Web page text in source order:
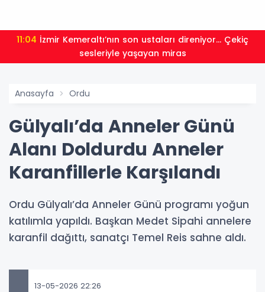
11:04
sesleriyle yaşayan miras
Anasayfa Ordu
Gülyalı’da Anneler Günü
Alanı Doldurdu Anneler
Karanfillerle Karşılandı
Ordu Gülyalı’da Anneler Günü programı yoğun
katılımla yapıldı. Başkan Medet Sipahi annelere
karanfil dağıttı, sanatçı Temel Reis sahne aldı.
13-05-2026 22:26